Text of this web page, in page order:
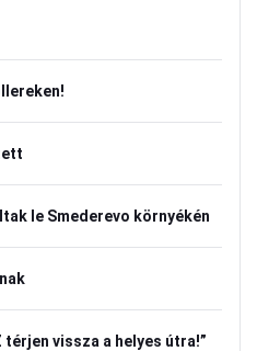
le Smederevo környékén
térjen vissza a helyes útra!”